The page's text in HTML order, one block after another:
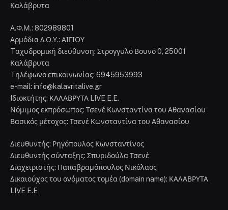
Καλάβρυτα
Α.Φ.Μ.: 802989801
Αρμόδια Δ.Ο.Υ.: ΑΙΓΙΟΥ
Tαχυδρομική διεύθυνση: Στρογγυλό Βουνό 0, 25001
Καλάβρυτα
Tηλέφωνο επικοινωνίας: 6945953993
e-mail: info@kalavritalive.gr
Iδιοκτήτης: ΚΑΛΑΒΡΥΤΑ LIVE E.E.
Νόμιμος εκπρόσωπος: Τσενέ Κωνσταντίνα του Αθανασίου
Βασικός μέτοχος: Τσενέ Κωνσταντίνα του Αθανασίου
Διευθυντής: Ρηγόπουλος Κωνσταντίνος
Διευθυντής σύνταξης: Σπυριδούλα Τσενέ
Διαχειριστής: Παπαβραμόπουλος Νικόλαος
Δικαιούχος του ονόματος τομέα (domain name): ΚΑΛΑΒΡΥΤΑ
LIVE E.E